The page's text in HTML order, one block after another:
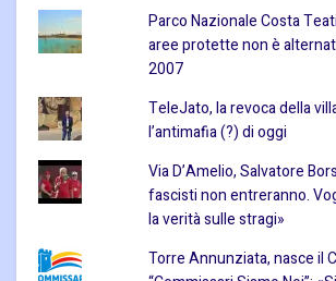
Parco Nazionale Costa
aree protette non è
2007
TeleJato, la revoca della
l’antimafia (?) di oggi
Via D’Amelio, Salvatore
fascisti non entreranno.
la verità sulle stragi»
Torre Annunziata, nasce il